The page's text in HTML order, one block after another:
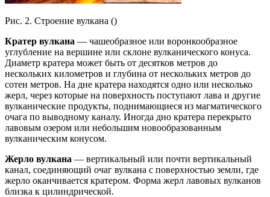
Рис. 2. Строение вулкана ()
Кратер вулкана — чашеобразное или воронкообразное
углубление на вершине или склоне вулканического конуса.
Диаметр кратера может быть от десятков метров до
нескольких километров и глубина от нескольких метров до
сотен метров. На дне кратера находятся одно или несколько
жерл, через которые на поверхность поступают лава и другие
вулканические продукты, поднимающиеся из магматического
очага по выводному каналу. Иногда дно кратера перекрыто
лавовым озером или небольшим новообразованным
вулканическим конусом.
Жерло вулкана — вертикальный или почти вертикальный
канал, соединяющий очаг вулкана с поверхностью земли, где
жерло оканчивается кратером. Форма жерл лавовых вулканов
близка к цилиндрической.